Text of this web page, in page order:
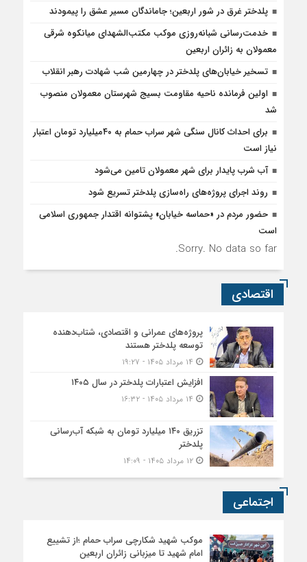
پلدختر غرق در شور اربعین؛ جاماندگان مسیر عشق را پیمودند
خدمت‌رسانی شبانه‌روزی موکب مکتب‌الشهدای میانکوه شرقی
معمولان به زائران اربعین
تسخیر خیابان‌های پلدختر در چهارمین شب شهادت رهبر انقلاب
اولین فرمانده ناحیه مقاومت بسیج شهرستان معمولان منصوب
شد
برای احداث کانال سنگی شهر سراب حمام به ۴۰میلیارد تومان اعتبار
نیاز است
آب شرب پایدار برای شهر معمولان تامین می‌شود
روند اجرای پروژه‌های راه‌سازی پلدختر تسریع شود
حضور مردم در «حماسه خیابان» پشتوانه اقتدار جمهوری اسلامی
است
Sorry. No data so far.
اقتصادی
پروژه‌های عمرانی و اقتصادی، شتاب‌دهنده
توسعه پلدختر هستند
افزایش اعتبارات پلدختر در سال ۱۴۰۵
تزریق ۱۴۰ میلیارد تومان به شبکه آب‌رسانی
پلدختر
۱۲ مرداد ۱۴۰۵ - ۱۴:۰۹
اجتماعی
موکب شهید شکارچی سراب حمام ؛از تشییع
امام شهید تا میزبانی زائران اربعین